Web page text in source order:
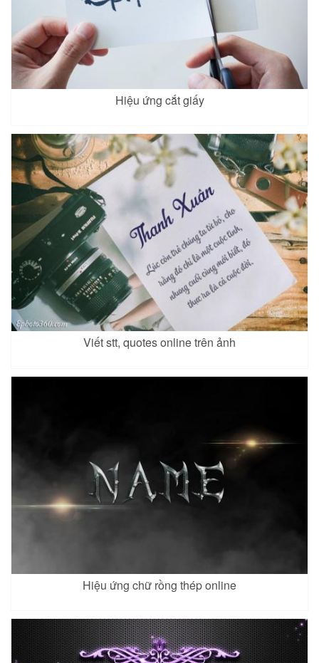
Hiệu ứng cắt giấy
Viết stt, quotes online trên ảnh
Hiệu ứng chữ rồng thép online